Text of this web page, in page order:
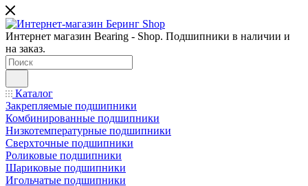
Интернет магазин Bearing - Shop. Подшипники в наличии и
на заказ.
Каталог
Закрепляемые подшипники
Комбинированные подшипники
Низкотемпературные подшипники
Сверхточные подшипники
Роликовые подшипники
Шариковые подшипники
Игольчатые подшипники